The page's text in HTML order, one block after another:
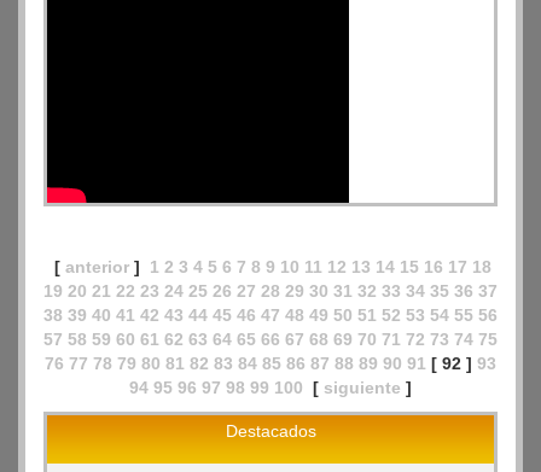
[ anterior ] 1 2 3 4 5 6 7 8 9 10 11 12 13 14 15 16 17 18
19 20 21 22 23 24 25 26 27 28 29 30 31 32 33 34 35 36 37
38 39 40 41 42 43 44 45 46 47 48 49 50 51 52 53 54 55 56
57 58 59 60 61 62 63 64 65 66 67 68 69 70 71 72 73 74 75
76 77 78 79 80 81 82 83 84 85 86 87 88 89 90 91 [ 92 ] 93
94 95 96 97 98 99 100 [ siguiente ]
Destacados